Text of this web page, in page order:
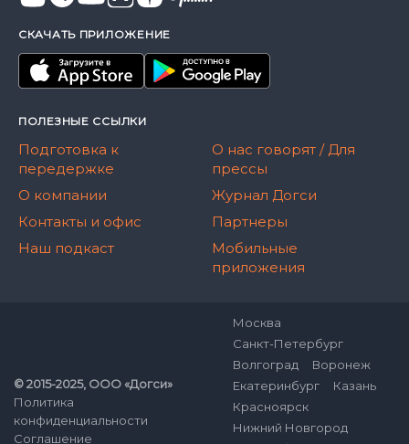
СКАЧАТЬ ПРИЛОЖЕНИЕ
ПОЛЕЗНЫЕ ССЫЛКИ
Подготовка к
передержке
О компании
Контакты и офис
Наш подкаст
О нас говорят / Для
прессы
Журнал Догси
Партнеры
Мобильные
приложения
© 2015-2025, ООО «Догси»
Политика
конфиденциальности
Соглашение
Москва
Санкт-Петербург
Волгоград
Воронеж
Екатеринбург
Казань
Красноярск
Нижний Новгород